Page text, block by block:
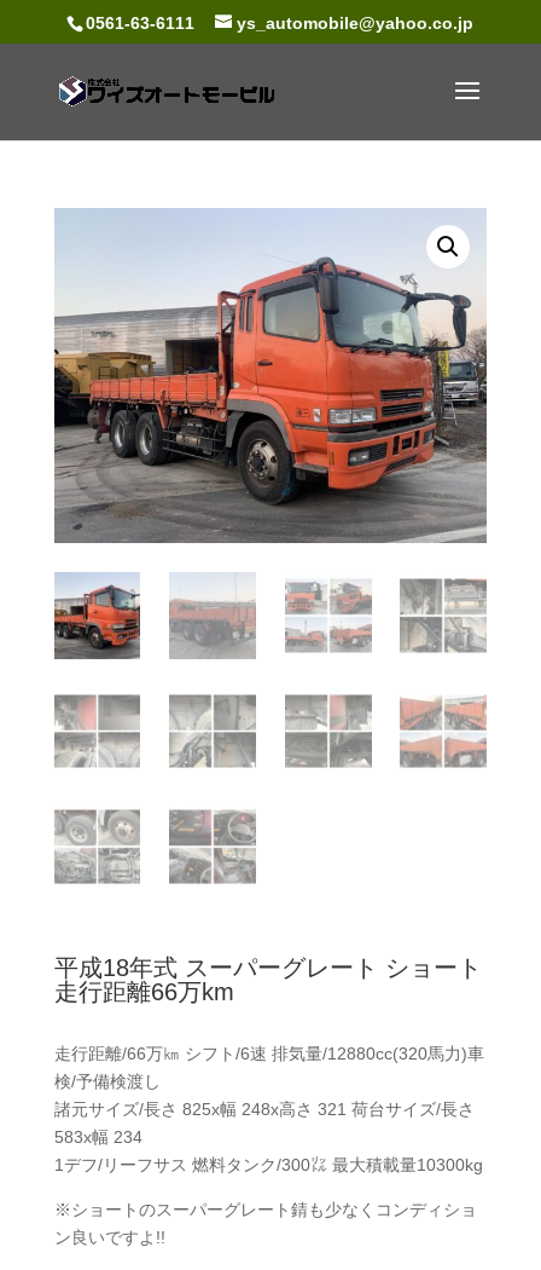
0561-63-6111 ys_automobile@yahoo.co.jp
平成18年式 スーパーグレート ショート
走行距離66万km
走行距離/66万㎞ シフト/6速 排気量/12880cc(320馬力)車
検/予備検渡し
諸元サイズ/長さ 825x幅 248x高さ 321 荷台サイズ/長さ
583x幅 234
1デフ/リーフサス 燃料タンク/300㍑ 最大積載量10300kg
※ショートのスーパーグレート錆も少なくコンディショ
ン良いですよ!!